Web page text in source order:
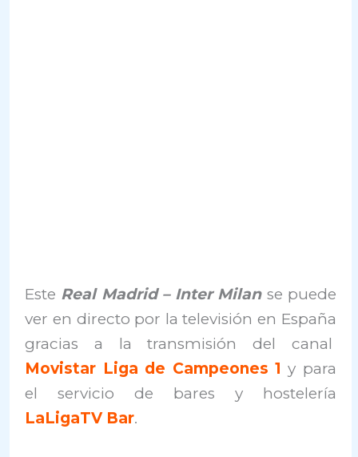
Este Real Madrid – Inter Milan se puede
ver en directo por la televisión en España
gracias a la transmisión del canal
Movistar Liga de Campeones 1 y para
el servicio de bares y hostelería
LaLigaTV Bar.